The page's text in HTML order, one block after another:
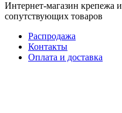
Интернет-магазин крепежа и
сопутствующих товаров
Распродажа
Контакты
Оплата и доставка